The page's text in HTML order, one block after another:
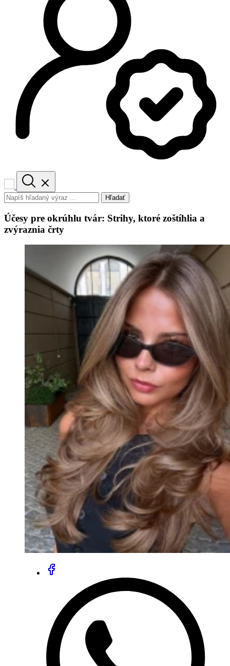
Hľadať
Účesy pre okrúhlu tvár: Strihy, ktoré zoštíhlia a
zvýraznia črty